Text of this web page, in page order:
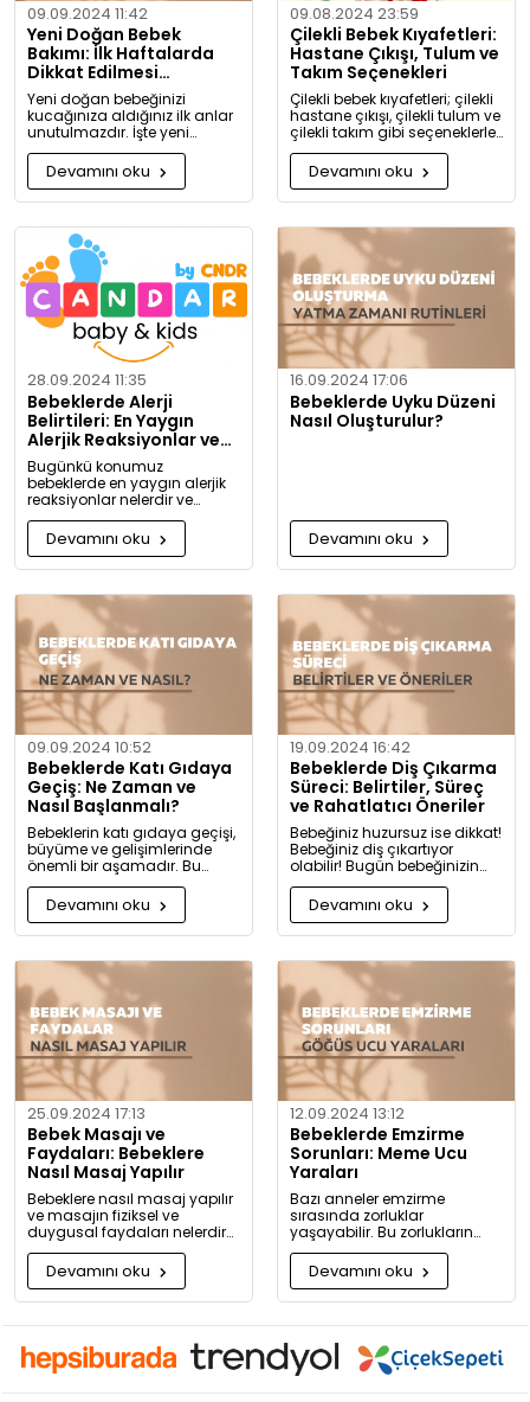
09.09.2024 11:42
Yeni Doğan Bebek
Bakımı: İlk Haftalarda
Dikkat Edilmesi
Gerekenler
Yeni doğan bebeğinizi
kucağınıza aldığınız ilk anlar
unutulmazdır. İşte yeni
doğan bebek bakımında
dikkat etmeniz gerekenler:
Devamını oku
09.08.2024 23:59
Çilekli Bebek Kıyafetleri:
Hastane Çıkışı, Tulum ve
Takım Seçenekleri
Çilekli bebek kıyafetleri; çilekli
hastane çıkışı, çilekli tulum ve
çilekli takım gibi seçeneklerle
bebeğinize tatlılık katıyor. Kız
ve erkek bebekler için özel
tasarlanmış, organik
pamuktan üretilmiş şık ve
Devamını oku
28.09.2024 11:35
Bebeklerde Alerji
Belirtileri: En Yaygın
Alerjik Reaksiyonlar ve
Önlemleri
Bugünkü konumuz
bebeklerde en yaygın alerjik
reaksiyonlar nelerdir ve
alerjiye karşı nasıl önlem
alınabilir? Artık alerjiye karşı
daha bilgili olacaksınız!
Devamını oku
16.09.2024 17:06
Bebeklerde Uyku Düzeni
Nasıl Oluşturulur?
Devamını oku
09.09.2024 10:52
Bebeklerde Katı Gıdaya
Geçiş: Ne Zaman ve
Nasıl Başlanmalı?
Bebeklerin katı gıdaya geçişi,
büyüme ve gelişimlerinde
önemli bir aşamadır. Bu
konuda bilmeniz gerekenleri
detaylıca anlattık!
Devamını oku
19.09.2024 16:42
Bebeklerde Diş Çıkarma
Süreci: Belirtiler, Süreç
ve Rahatlatıcı Öneriler
Bebeğiniz huzursuz ise dikkat!
Bebeğiniz diş çıkartıyor
olabilir! Bugün bebeğinizin
diş çıkarma belirtilerini ve sizi
rahatlatacak önerileri
paylaşıyoruz.
Devamını oku
25.09.2024 17:13
Bebek Masajı ve
Faydaları: Bebeklere
Nasıl Masaj Yapılır
Bebeklere nasıl masaj yapılır
ve masajın fiziksel ve
duygusal faydaları nelerdir?
Neden bugüne kadar masaj
yapmadığınıza pişman
olacaksınız!
Devamını oku
12.09.2024 13:12
Bebeklerde Emzirme
Sorunları: Meme Ucu
Yaraları
Bazı anneler emzirme
sırasında zorluklar
yaşayabilir. Bu zorlukların
başında meme ucu yaraları
ve emzirme sırasında
hissedilen acı gelir.
Devamını oku